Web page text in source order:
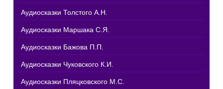
Аудиосказки Толстого А.Н.
Аудиосказки Маршака С.Я.
Аудиосказки Бажова П.П.
Аудиосказки Чуковского К.И.
Аудиосказки Пляцковского М.С.